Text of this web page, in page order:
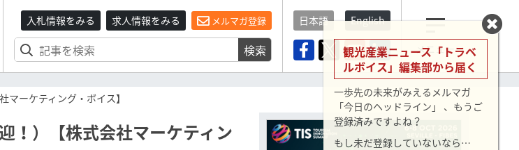
入札情報をみる 求人情報をみる メルマガ登録
検索
日本語 English
メニュー
ーケティング・ボイス】
！）【株式会社マーケティン
観光産業ニュース「トラベ
ルボイス」編集部から届く
一歩先の未来がみえるメルマガ
「今日のヘッドライン」 、もうご
登録済みですよね？
もし未だ登録していないなら…